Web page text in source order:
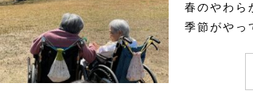
春のやわら
季節がやっ